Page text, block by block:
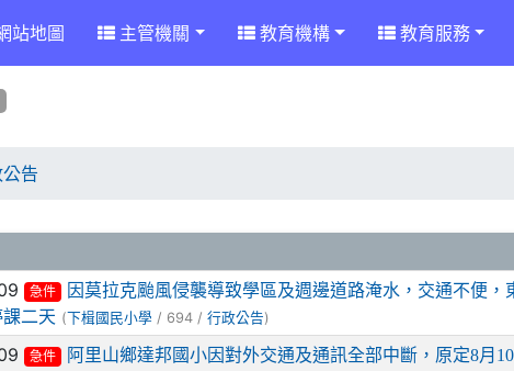
站地圖 主管機關 教育機構 教育服務
告
急件
因莫拉克颱風侵襲導致學區及週邊道路淹水，交通不便，
二天 (下楫國民小學 / 694 /行政公告)
急件
阿里山鄉達邦國小因對外交通及通訊全部中斷，原定8月